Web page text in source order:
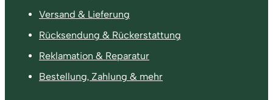
Versand & Lieferung
Rücksendung & Rückerstattung
Reklamation & Reparatur
Bestellung, Zahlung & mehr